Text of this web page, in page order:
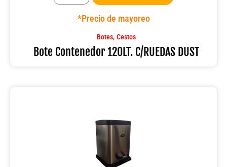
120LT.
C/RUEDAS*Precio de mayoreo
Botes, Cestos
Bote Contenedor 120LT. C/RUEDAS DUST